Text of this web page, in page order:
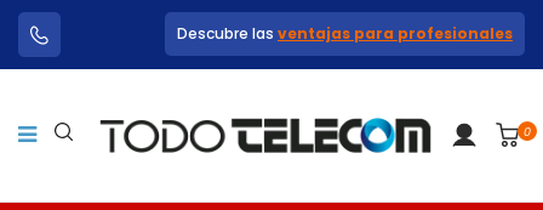
Descubre las ventajas para profesionales
0